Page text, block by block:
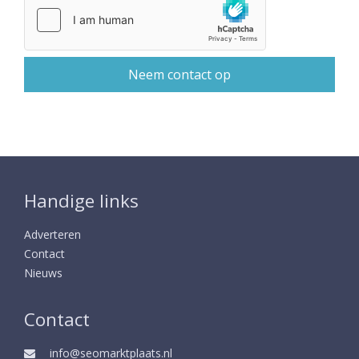
Handige links
Adverteren
Contact
Nieuws
Contact
info@seomarktplaats.nl